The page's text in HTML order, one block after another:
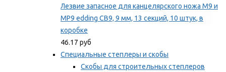
Лезвие запасное для канцелярского ножа M9 и
MP9 edding CB9, 9 мм, 13 секций, 10 штук, в
коробке
46.17 руб
Специальные степлеры и скобы
Скобы для строительных степлеров